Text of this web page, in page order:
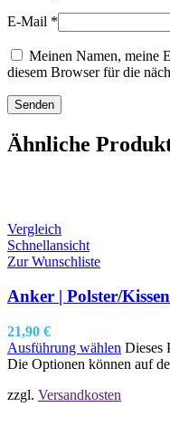
E-Mail *
Meinen Namen, meine
diesem Browser für die
Ähnliche
Vergleich
Schnellansicht
Zur Wunschliste
Anker | Polster/Kissen
21,90 €
Ausführung wählen Dieses
Die Optionen können auf
zzgl. Versandkosten